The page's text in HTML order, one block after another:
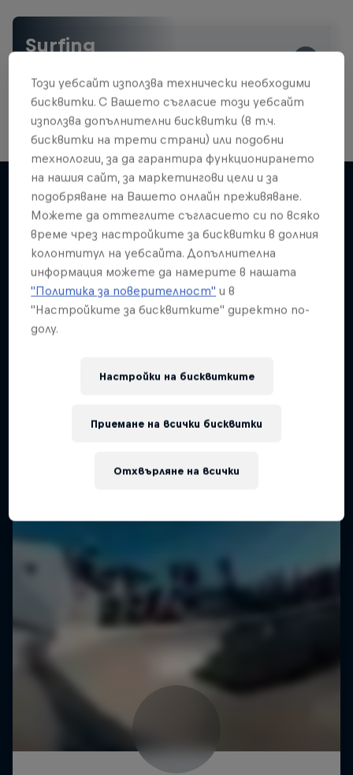
Surfing
roaring collection of surf films, shows and …
Подобни
WSL Replay
The latest action from the WSL Championship
Tour
1 сезон · 6 епизоди
SURFING
Inside Pro Surfing
Come backstage on the 2025 WSL
Championship Tour
2 сезони · 18 епизоди
Този уебсайт използва технически необходими
бисквитки. С Вашето съгласие този уебсайт
използва допълнителни бисквитки (в т.ч.
бисквитки на трети страни) или подобни
технологии, за да гарантира функционирането
на нашия сайт, за маркетингови цели и за
подобряване на Вашето онлайн преживяване.
Можете да оттеглите съгласието си по всяко
време чрез настройките за бисквитки в долния
колонтитул на уебсайта. Допълнителна
информация можете да намерите в нашата
"Политика за поверителност" и в
"Настройките за бисквитките" директно по-
долу.
Настройки на бисквитките
Отхвърляне на всички
Приемане на всички бисквитки